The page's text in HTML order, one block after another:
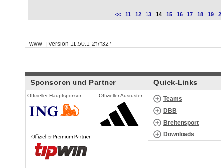
<< 11 12 13 14 15 16 17 18 19
www | Version 11.50.1-2f7f327
Sponsoren und Partner
Offizieller Hauptsponsor Offizieller Ausrüster
Quick-Links
Teams
DBB
Breitensport
Downloads